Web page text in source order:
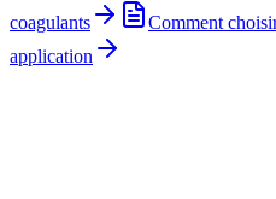
coagulants
Comment
application